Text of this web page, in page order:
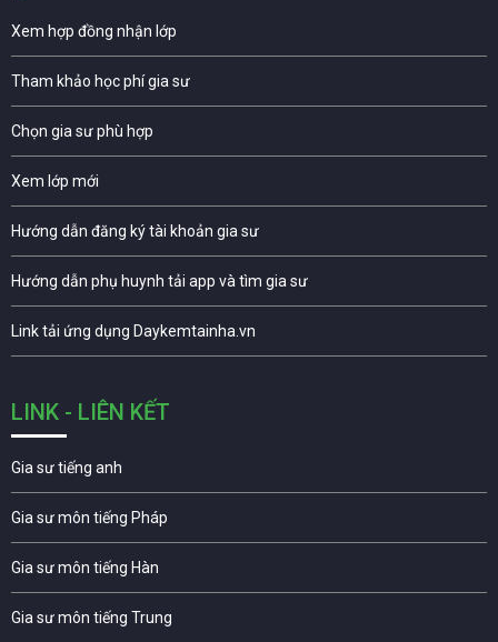
Xem hợp đồng nhận lớp
Tham khảo học phí gia sư
Chọn gia sư phù hợp
Xem lớp mới
Hướng dẫn đăng ký tài khoản gia sư
Hướng dẫn phụ huynh tải app và tìm gia sư
Link tải ứng dụng Daykemtainha.vn
LINK - LIÊN KẾT
Gia sư tiếng anh
Gia sư môn tiếng Pháp
Gia sư môn tiếng Hàn
Gia sư môn tiếng Trung